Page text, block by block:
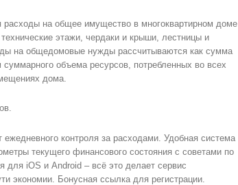
на общее имущество в многоквартирном доме
этажи, чердаки и крыши, лестницы и
на общедомовые нужды рассчитываются как сумма
объема ресурсов, потребленных во всех
дома.
контроля за расходами. Удобная система
текущего финансового состояния с советами по
iOS и Android – всё это делает сервис
экономии. Бонусная ссылка для регистрации.